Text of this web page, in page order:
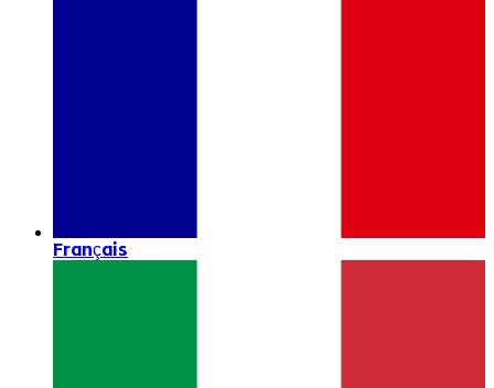
Français